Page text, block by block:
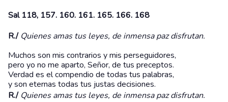
Sal 118, 157. 160. 161. 165. 166. 168
R./ Quienes amas tus leyes, de inmensa paz disfrutan.
Muchos son mis contrarios y mis perseguidores,
pero yo no me aparto, Señor, de tus preceptos.
Verdad es el compendio de todas tus palabras,
y son eternas todas tus justas decisiones.
R./ Quienes amas tus leyes, de inmensa paz disfrutan.